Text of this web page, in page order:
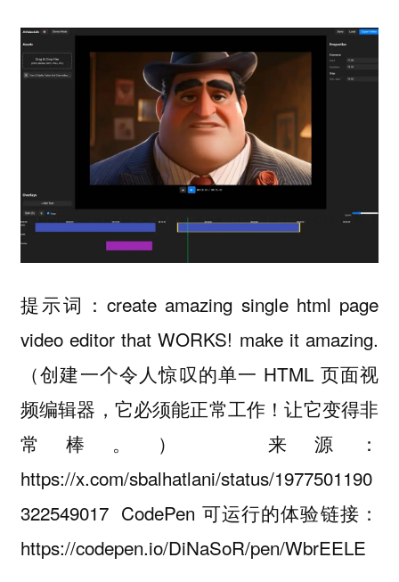
提示词：create amazing single html page
video editor that WORKS! make it amazing.
（创建一个令人惊叹的单一 HTML 页面视
频编辑器，它必须能正常工作！让它变得非
常棒。） 来源：
https://x.com/sbalhatlani/status/1977501190
322549017 CodePen 可运行的体验链接：
https://codepen.io/DiNaSoR/pen/WbrEELE